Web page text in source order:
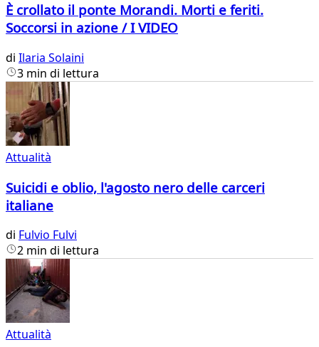
È crollato il ponte Morandi. Morti e feriti.
Soccorsi in azione / I VIDEO
di Ilaria Solaini
3 min di lettura
Attualità
Suicidi e oblio, l'agosto nero delle carceri
italiane
di Fulvio Fulvi
2 min di lettura
Attualità